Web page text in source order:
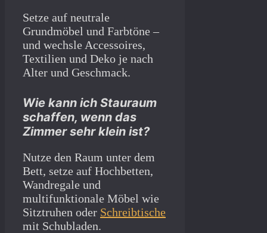
Setze auf neutrale
Grundmöbel und Farbtöne –
und wechsle Accessoires,
Textilien und Deko je nach
Alter und Geschmack.
Wie kann ich Stauraum
schaffen, wenn das
Zimmer sehr klein ist?
Nutze den Raum unter dem
Bett, setze auf Hochbetten,
Wandregale und
multifunktionale Möbel wie
Sitztruhen oder Schreibtische
mit Schubladen.